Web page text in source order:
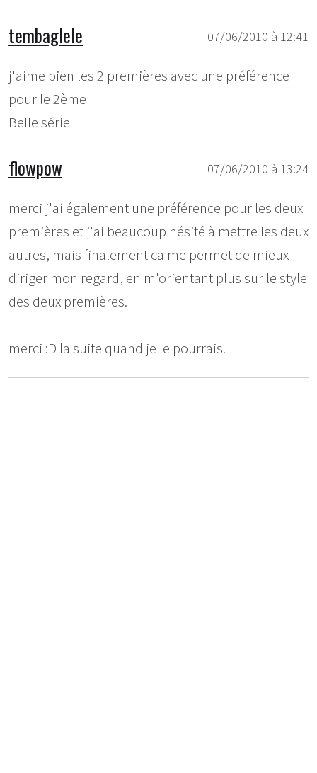
07/06/2010 à 12:41
tembaglele
j'aime bien les 2 premières avec une préférence
pour le 2ème
Belle série
07/06/2010 à 13:24
flowpow
merci j'ai également une préférence pour les deux
premières et j'ai beaucoup hésité à mettre les deux
autres, mais finalement ca me permet de mieux
diriger mon regard, en m'orientant plus sur le style
des deux premières.
merci :D la suite quand je le pourrais.